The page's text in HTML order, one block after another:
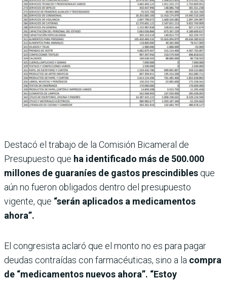
Destacó el trabajo de la Comisión Bicameral de
Presupuesto que ha identificado más de 500.000
millones de guaraníes de gastos prescindibles que
aún no fueron obligados dentro del presupuesto
vigente, que “serán aplicados a medicamentos
ahora”.
El congresista aclaró que el monto no es para pagar
deudas contraídas con farmacéuticas, sino a la compra
de “medicamentos nuevos ahora”. “Estoy